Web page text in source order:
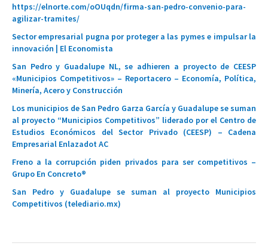
https://elnorte.com/oOUqdn/firma-san-pedro-convenio-para-
agilizar-tramites/
Sector empresarial pugna por proteger a las pymes e impulsar la
innovación | El Economista
San Pedro y Guadalupe NL, se adhieren a proyecto de CEESP
«Municipios Competitivos» – Reportacero – Economía, Política,
Minería, Acero y Construcción
Los municipios de San Pedro Garza García y Guadalupe se suman
al proyecto “Municipios Competitivos” liderado por el Centro de
Estudios Económicos del Sector Privado (CEESP) – Cadena
Empresarial Enlazadot AC
Freno a la corrupción piden privados para ser competitivos –
Grupo En Concreto®
San Pedro y Guadalupe se suman al proyecto Municipios
Competitivos (telediario.mx)